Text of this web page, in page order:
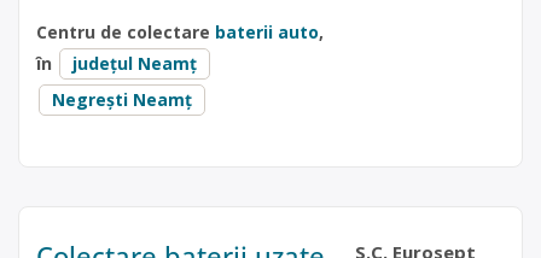
Centru de colectare baterii auto,
în
județul Neamț
Negrești Neamț
S.C. Eurosept